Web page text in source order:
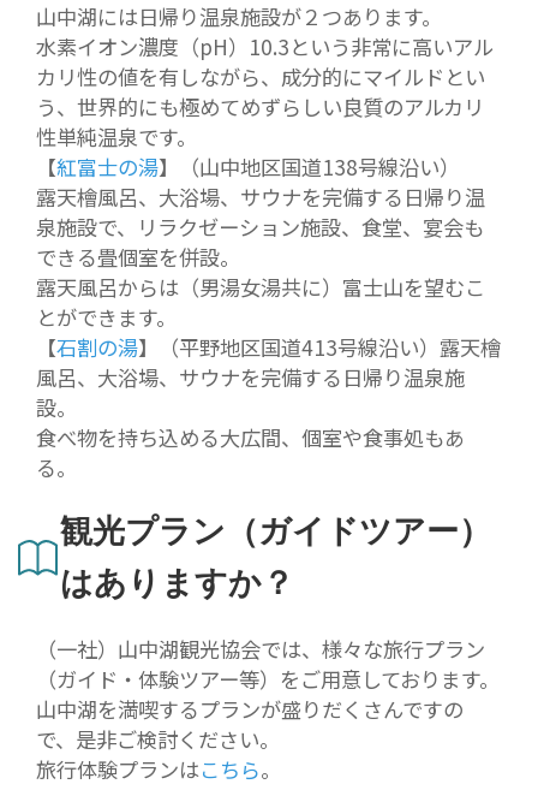
山中湖には日帰り温泉施設が２つあります。
水素イオン濃度（pH）10.3という非常に高いアル
カリ性の値を有しながら、成分的にマイルドとい
う、世界的にも極めてめずらしい良質のアルカリ
性単純温泉です。
【紅富士の湯】（山中地区国道138号線沿い）
露天檜風呂、大浴場、サウナを完備する日帰り温
泉施設で、リラクゼーション施設、食堂、宴会も
できる畳個室を併設。
露天風呂からは（男湯女湯共に）富士山を望むこ
とができます。
【石割の湯】（平野地区国道413号線沿い）露天檜
風呂、大浴場、サウナを完備する日帰り温泉施
設。
食べ物を持ち込める大広間、個室や食事処もあ
る。
観光プラン（ガイドツアー）
はありますか？
（一社）山中湖観光協会では、様々な旅行プラン
（ガイド・体験ツアー等）をご用意しております。
山中湖を満喫するプランが盛りだくさんですの
で、是非ご検討ください。
旅行体験プランはこちら。